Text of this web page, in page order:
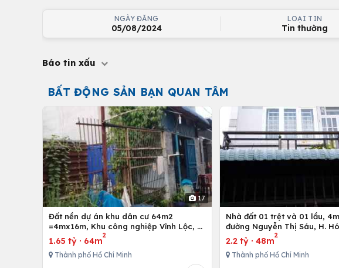
NGÀY ĐĂNG
05/08/2024
LOẠI TIN
Tin thường
Báo tin xấu
BẤT ĐỘNG SẢN BẠN QUAN TÂM
17
Đất nền dự án khu dân cư 64m2
=4mx16m, Khu công nghiệp Vĩnh Lộc, H.
Bình Chánh, Tp. Hồ Chí Minh
1.65 tỷ · 64m
2
Thành phố Hồ Chí Minh
Nhà đất 01 trệt và 01 lầu, 4mx12m ở
đường Nguyễn Thị Sáu, H.
Hồ Chí Minh
2.2 tỷ ·48m
2
Thành phố Hồ Chí Minh